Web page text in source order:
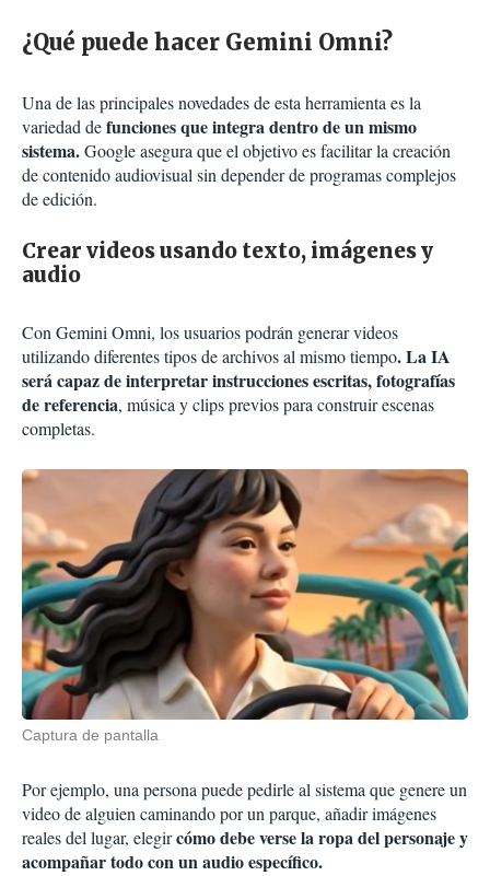
¿Qué puede hacer Gemini Omni?
Una de las principales novedades de esta herramienta es la
variedad defunciones que integra dentro de un mismo
sistema.Google asegura que el objetivo es facilitar la creación
de contenido audiovisual sin depender de programas complejos
de edición.
Crear videos usando texto, imágenes y
audio
Con Gemini Omni, los usuarios podrán generar videos
utilizando diferentes tipos de archivos al mismo tiempo. La IA
será capaz de interpretar instrucciones escritas, fotografías
de referencia, música y clips previos para construir escenas
completas.
Captura de pantalla
Por ejemplo, una persona puede pedirle al sistema que genere un
video de alguien caminando por un parque, añadir imágenes
reales del lugar, elegircómo debe verse la ropa del personaje y
acompañar todo con un audio específico.